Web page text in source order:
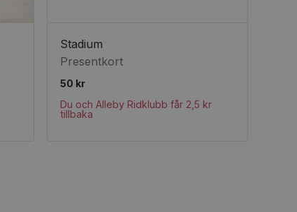
Stadium
Presentkort
50 kr
Du och Alleby Ridklubb får 2,5 kr
tillbaka